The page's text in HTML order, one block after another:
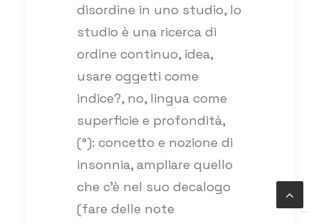
disordine in uno studio, lo
studio è una ricerca di
ordine continuo, idea,
usare oggetti come
indice?, no, lingua come
superficie e profondità,
(°): concetto e nozione di
insonnia, ampliare quello
che c’è nel suo decalogo
(fare delle note